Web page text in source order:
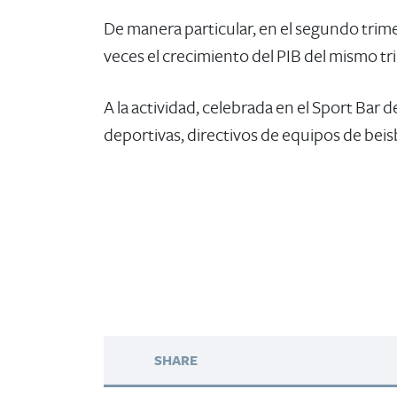
De manera particular, en el segundo
veces el crecimiento del PIB del mismo
A la actividad, celebrada en el Sport Bar
deportivas, directivos de equipos de
SHARE